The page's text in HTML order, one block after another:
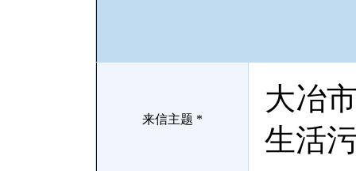
来信主题 *
大冶
生活